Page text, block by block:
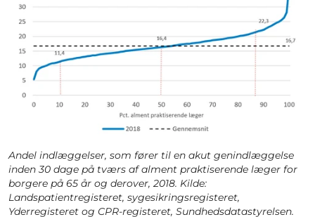
Andel indlæggelser, som fører til en akut genindlæggelse
inden 30 dage på tværs af alment praktiserende læger for
borgere på 65 år og derover, 2018. Kilde:
Landspatientregisteret, sygesikringsregisteret,
Yderregisteret og CPR-registeret, Sundhedsdatastyrelsen.